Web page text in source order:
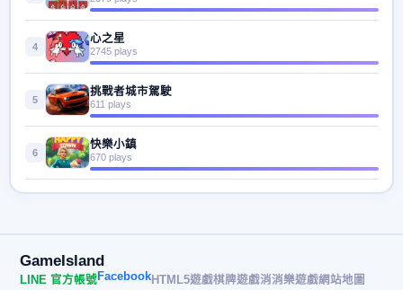
4
心之星
2745 plays
5
挑戰者城市駕駛
611 plays
6
快樂小鎮
670 plays
GameIsland
LINE 官方帳號FacebookHTML5遊戲棋牌遊戲消消樂遊戲網站地圖